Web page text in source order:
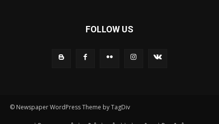
FOLLOW US
© Newspaper WordPress Theme by TagDiv